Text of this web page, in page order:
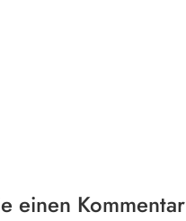
einen Kommentar